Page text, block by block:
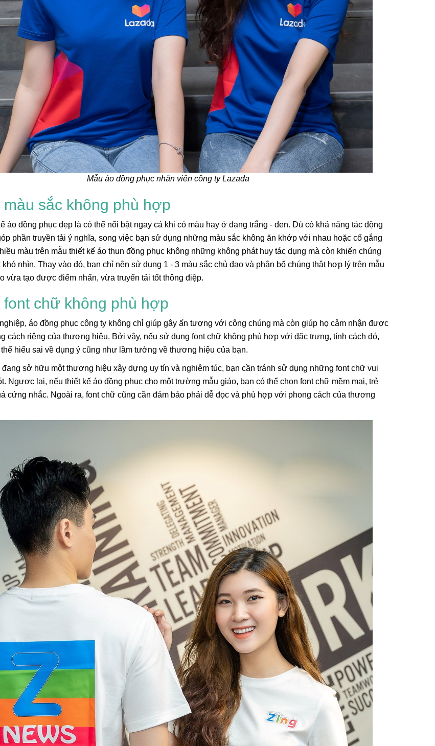
Mẫu áo đồng phục nhân viên công ty Lazada
màu sắc không phù hợp
áo đồng phục đẹp là có thể nổi bật ngay cả khi có màu hay ở dạng trắng - đen. Dù có khả năng tác động
phần truyền tải ý nghĩa, song việc bạn sử dụng những màu sắc không ăn khớp với nhau hoặc cố gắng
màu trên mẫu thiết kế áo thun đồng phục không những không phát huy tác dụng mà còn khiến chúng
nhìn. Thay vào đó, bạn chỉ nên sử dụng 1 - 3 màu sắc chủ đạo và phân bố chúng thật hợp lý trên mẫu
vừa tạo được điểm nhấn, vừa truyển tải tốt thông điệp.
font chữ không phù hợp
áo đồng phục công ty không chỉ giúp gây ấn tượng với công chúng mà còn giúp họ cảm nhận được
cách riêng của thương hiệu. Bởi vậy, nếu sử dụng font chữ không phù hợp với đặc trưng, tính cách đó,
thể hiểu sai về dụng ý cũng như lầm tưởng về thương hiệu của bạn.
đang sở hữu một thương hiệu xây dựng uy tín và nghiêm túc, bạn cần tránh sử dụng những font chữ vui
Ngược lại, nếu thiết kế áo đồng phục cho một trường mẫu giáo, bạn có thể chọn font chữ mềm mại, trẻ
cứng nhắc. Ngoài ra, font chữ cũng cần đảm bảo phải dễ đọc và phù hợp với phong cách của thương